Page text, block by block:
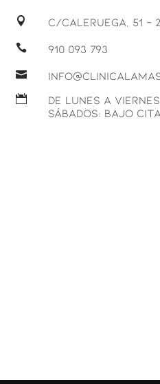
 C/Caleruega, 51 –
 910 093 793


DE LUNES A
SÁBADOS: BAJO